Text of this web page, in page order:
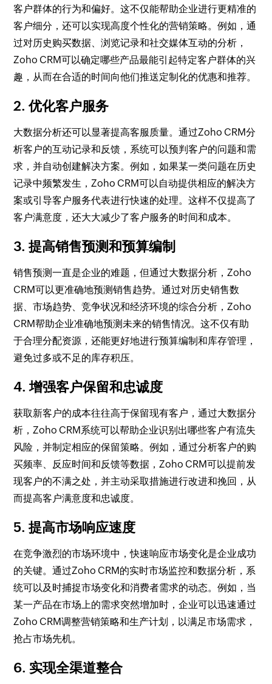
客户群体的行为和偏好。这不仅能帮助企业进行更精准的
客户细分，还可以实现高度个性化的营销策略。例如，通
过对历史购买数据、浏览记录和社交媒体互动的分析，
Zoho CRM可以确定哪些产品最能引起特定客户群体的兴
趣，从而在合适的时间向他们推送定制化的优惠和推荐。
2. 优化客户服务
大数据分析还可以显著提高客服质量。通过Zoho CRM分
析客户的互动记录和反馈，系统可以预判客户的问题和需
求，并自动创建解决方案。例如，如果某一类问题在历史
记录中频繁发生，Zoho CRM可以自动提供相应的解决方
案或引导客户服务代表进行快速的处理。这样不仅提高了
客户满意度，还大大减少了客户服务的时间和成本。
3. 提高销售预测和预算编制
销售预测一直是企业的难题，但通过大数据分析，Zoho
CRM可以更准确地预测销售趋势。通过对历史销售数
据、市场趋势、竞争状况和经济环境的综合分析，Zoho
CRM帮助企业准确地预测未来的销售情况。这不仅有助
于合理分配资源，还能更好地进行预算编制和库存管理，
避免过多或不足的库存积压。
4. 增强客户保留和忠诚度
获取新客户的成本往往高于保留现有客户，通过大数据分
析，Zoho CRM系统可以帮助企业识别出哪些客户有流失
风险，并制定相应的保留策略。例如，通过分析客户的购
买频率、反应时间和反馈等数据，Zoho CRM可以提前发
现客户的不满之处，并主动采取措施进行改进和挽回，从
而提高客户满意度和忠诚度。
5. 提高市场响应速度
在竞争激烈的市场环境中，快速响应市场变化是企业成功
的关键。通过Zoho CRM的实时市场监控和数据分析，系
统可以及时捕捉市场变化和消费者需求的动态。例如，当
某一产品在市场上的需求突然增加时，企业可以迅速通过
Zoho CRM调整营销策略和生产计划，以满足市场需求，
抢占市场先机。
6. 实现全渠道整合